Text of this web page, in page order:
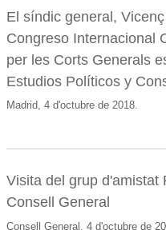
El síndic general,
Congreso Internacional
per les Corts Generals
Estudios Políticos y
Madrid, 4 d'octubre de 2018.
Visita del grup d'amistat
Consell General
Consell General, 4 d'octubre de